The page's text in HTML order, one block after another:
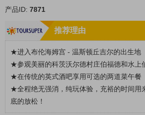
产品ID: 7871
推荐理由
★进入布伦海姆宫 - 温斯顿丘吉尔的出生地
★参观美丽的科茨沃尔德村庄伯福德和水上
★在传统的英式酒吧享用可选的两道菜午餐
★全程绝无强消，纯玩体验，充裕的时间用
底的放松！